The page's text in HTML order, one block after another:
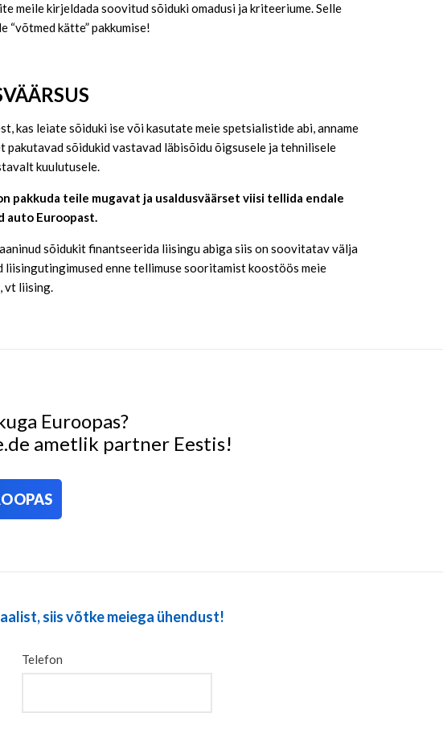
meile kirjeldada soovitud sõiduki omadusi ja kriteeriume. Selle
“võtmed kätte” pakkumise!
kas leiate sõiduki ise või kasutate meie spetsialistide abi, anname
pakutavad sõidukid vastavad läbisõidu õigsusele ja tehnilisele
kuulutusele.
pakkuda teile mugavat ja usaldusväärset viisi tellida endale
auto Euroopast.
sõidukit finantseerida liisingu abiga siis on soovitatav välja
liisingutingimused enne tellimuse sooritamist koostöös meie
vt liising.
Euroopas?
ametlik partner Eestis!
siis võtke meiega ühendust!
Telefon